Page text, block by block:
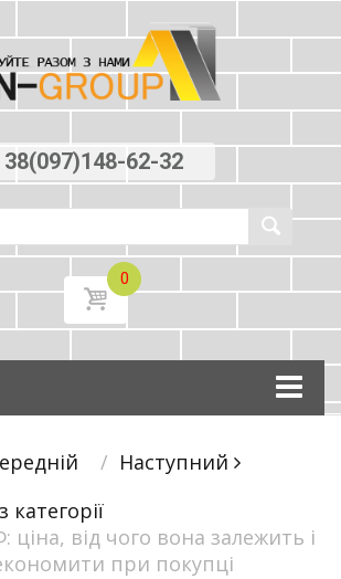
38(097)148-62-32
0
Наступний
категорії
ціна, від чого вона залежить і
при покупці